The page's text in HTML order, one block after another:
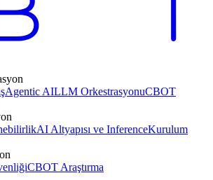
Agentic AILLM OrkestrasyonuCBOT
AI Altyapısı ve InferenceKurulum
CBOT Araştırma